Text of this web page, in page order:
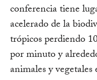
conferencia tiene
acelerado de la
trópicos perdiendo
por minuto y
animales y